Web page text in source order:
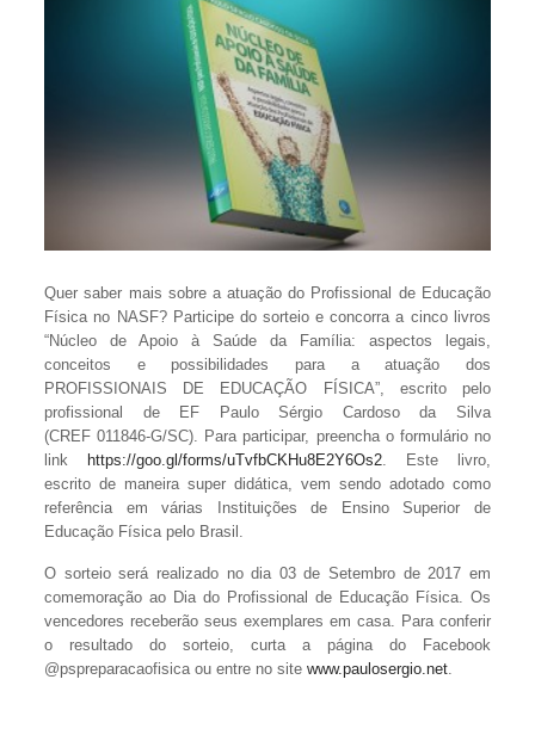
Quer saber mais sobre a atuação do Profissional de Educação
Física no NASF? Participe do sorteio e concorra a cinco livros
“Núcleo de Apoio à Saúde da Família: aspectos legais,
conceitos e possibilidades para a atuação dos
PROFISSIONAIS DE EDUCAÇÃO FÍSICA”, escrito pelo
profissional de EF Paulo Sérgio Cardoso da Silva
(CREF 011846-G/SC). Para participar, preencha o formulário no
link
https://goo.gl/forms/uTvfbCKHu8E2Y6Os2. Este livro,
escrito de maneira super didática, vem sendo adotado como
referência em várias Instituições de Ensino Superior de
Educação Física pelo Brasil.
O sorteio será realizado no dia 03 de Setembro de 2017 em
comemoração ao Dia do Profissional de Educação Física. Os
vencedores receberão seus exemplares em casa. Para conferir
o resultado do sorteio, curta a página do Facebook
@pspreparacaofisica ou entre no sitewww.paulosergio.net.